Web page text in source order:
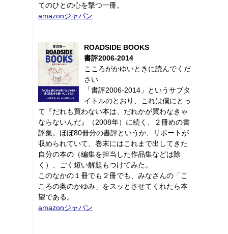
てのひとの心を撃つ一冊。
amazonジャパン
ROADSIDE BOOKS
書評2006-2014
こころがかゆいときに読んでくだ
さい
「書評2006-2014」というサブタ
イトルのとおり、これは僕にとっ
て『だれも買わない本は、だれかが買わなきゃ
ならないんだ』（2008年）に続く、２冊めの書
評集。ほぼ80冊分の書評というか、リポートが
収められていて、巻末にはこれまで出してきた
自分の本の（編集を担当した作品集などは除
く）、ごく短い解題もつけてみた。
このなかの１冊でも２冊でも、みなさんの「こ
ころの奥のかゆみ」をスッとさせてくれたら本
望である。
amazonジャパン